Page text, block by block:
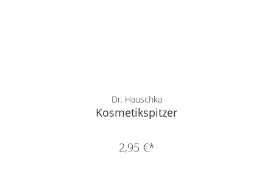
Dr. Hauschka
Kosmetikspitzer
2,95 €*